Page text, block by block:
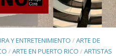
Y ENTRETENIMIENTO /ARTE DE
/ARTE EN PUERTO RICO /ARTISTAS